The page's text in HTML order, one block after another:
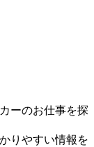
ーのお仕事を探
りやすい情報を